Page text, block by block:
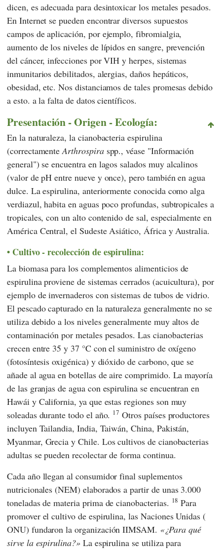
dicen, es adecuada para desintoxicar los metales pesados.
En Internet se pueden encontrar diversos supuestos
campos de aplicación, por ejemplo, fibromialgia,
aumento de los niveles de lípidos en sangre, prevención
del cáncer, infecciones por VIH y herpes, sistemas
inmunitarios debilitados, alergias, daños hepáticos,
obesidad, etc. Nos distanciamos de tales promesas debido
a esto. a la falta de datos científicos.
Presentación - Origen - Ecología:
En la naturaleza, la cianobacteria espirulina
(correctamenteArthrospiraspp., véase "Información
general") se encuentra en lagos salados muy alcalinos
(valor de pH entre nueve y once), pero también en agua
dulce. La espirulina, anteriormente conocida como alga
verdiazul, habita en aguas poco profundas, subtropicales a
tropicales, con un alto contenido de sal, especialmente en
América Central, el Sudeste Asiático, África y Australia.
Cultivo - recolección de espirulina:
La biomasa para los complementos alimenticios de
espirulina proviene de sistemas cerrados (acuicultura), por
ejemplo de invernaderos con sistemas de tubos de vidrio.
El pescado capturado en la naturaleza generalmente no se
utiliza debido a los niveles generalmente muy altos de
contaminación por metales pesados. Las cianobacterias
crecen entre 35 y 37 °C con el suministro de oxígeno
(fotosíntesis oxigénica) y dióxido de carbono, que se
añade al agua en botellas de aire comprimido. La mayoría
de las granjas de agua con espirulina se encuentran en
Hawái y California, ya que estas regiones son muy
soleadas durante todo el año. 17 Otros países productores
incluyen Tailandia, India, Taiwán, China, Pakistán,
Myanmar, Grecia y Chile. Los cultivos de cianobacterias
adultas se pueden recolectar de forma continua.
Cada año llegan al consumidor final suplementos
nutricionales (NEM) elaborados a partir de unas 3.000
toneladas de materia prima de cianobacterias. 18 Para
promover el cultivo de espirulina, las Naciones Unidas (
ONU) fundaron la organizaciónIIMSAM.
¿Para qué
sirve la espirulina? La espirulina se utiliza para